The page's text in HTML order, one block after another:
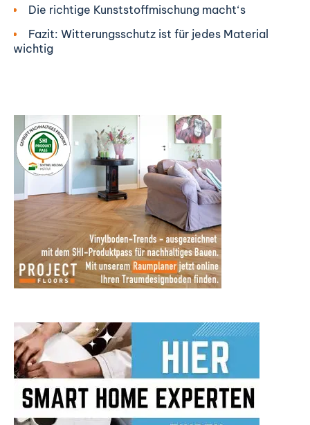
Die richtige Kunststoffmischung macht‘s
Fazit: Witterungsschutz ist für jedes Material
wichtig